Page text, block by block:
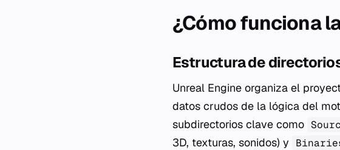
¿Cómo funciona
Estructura de
Unreal Engine organiza el
datos crudos de la lógica del
subdirectorios clave como
3D, texturas, sonidos) y